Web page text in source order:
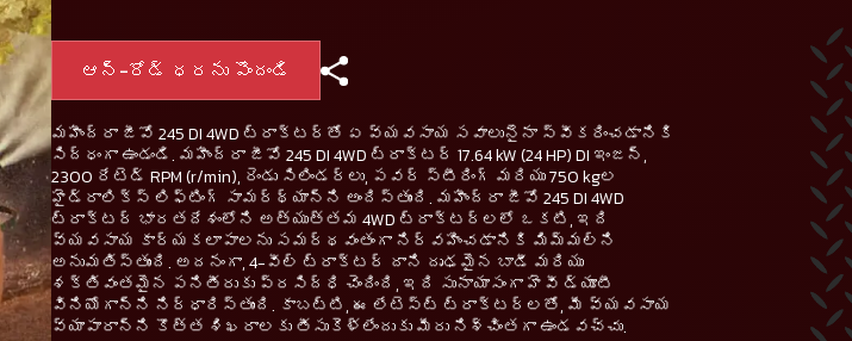
ఆన్-రోడ్ ధరను పొందండి
మహీంద్రా జీవో 245 DI 4WD ట్రాక్టర్‌తో ఏ వ్యవసాయ సవాలునైనా స్వీకరించడానికి
సిద్ధంగా ఉండండి. మహీంద్రా జీవో 245 DI 4WD ట్రాక్టర్ 17.64 kW (24 HP) DI ఇంజన్,
2300 రేటెడ్ RPM (r/min), రెండు సిలిండర్లు, పవర్ స్టీరింగ్ మరియు 750 kgల
హైడ్రాలిక్స్ లిఫ్టింగ్ సామర్థ్యాన్ని అందిస్తుంది. మహీంద్రా జీవో 245 DI 4WD
ట్రాక్టర్ భారతదేశంలోని అత్యుత్తమ 4WD ట్రాక్టర్‌లలో ఒకటి, ఇది
వ్యవసాయ కార్యకలాపాలను సమర్థవంతంగా నిర్వహించడానికి మిమ్మల్ని
అనుమతిస్తుంది. అదనంగా, 4-వీల్ ట్రాక్టర్ దాని దృఢమైన బాడీ మరియు
శక్తివంతమైన పనితీరుకు ప్రసిద్ధి చెందింది, ఇది సునాయాసంగా హెవీ డ్యూటీ
వినియోగాన్ని నిర్ధారిస్తుంది. కాబట్టి, ఈ లేటెస్ట్ ట్రాక్టర్‌లతో, మీ వ్యవసాయ
వ్యాపారాన్ని కొత్త శిఖరాలకు తీసుకెళ్లేందుకు మీరు నిశ్చింతగా ఉండవచ్చు.